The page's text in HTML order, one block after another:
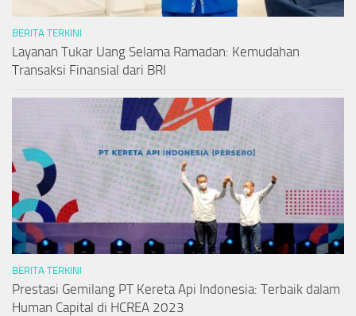
BERITA TERKINI
Layanan Tukar Uang Selama Ramadan: Kemudahan
Transaksi Finansial dari BRI
BERITA TERKINI
Prestasi Gemilang PT Kereta Api Indonesia: Terbaik dalam
Human Capital di HCREA 2023